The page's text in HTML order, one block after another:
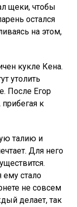
щеки, чтобы
остался
на этом,
кукле Кена.
утолить
После Егор
к
талию и
Для него
ему стало
не совсем
делает, так